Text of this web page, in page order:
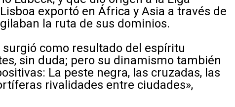
exportó en África y Asia a través de
la ruta de sus dominios.
como resultado del espíritu
sin duda; pero su dinamismo también
La peste negra, las cruzadas, las
rivalidades entre ciudades»,